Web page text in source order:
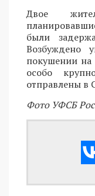
Двое
были
Возбуждено
покушении на
особо
отправлены в
Фото УФСБ